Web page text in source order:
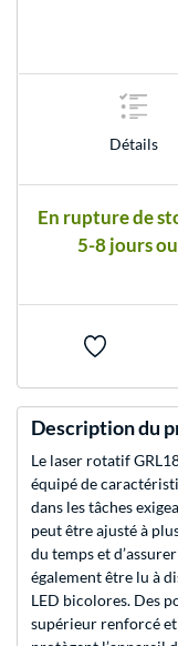
Détails
En rupture de
5-8 jours
Description du
Le laser rotatif
équipé de
dans les tâches
peut être ajusté à
du temps et
également être lu à
LED bicolores. Des
supérieur renforcé